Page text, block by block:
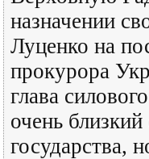
назначении
Луценко на
прокурора
глава
очень
государства,